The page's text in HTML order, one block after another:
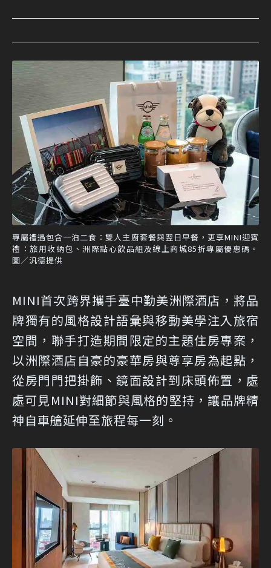
專屬禮遇包含一泊二食：雙人主廚套餐與翌日早餐，更享MINI迎賓
禮：旅用收納包、洲際點心飲品組及線上商城85折專屬優惠碼。
圖／汎德提供
MINI首次跨界攜手臺中勤美洲際酒店，將品
牌獨有的風格設計語彙與移動美學注入旅宿
空間，聯手打造期間限定的主題住房專案，
以洲際酒店自豪的豪華房與尊享房為起點，
從房門門把掛飾、鏡面設計到床頭佈置，處
處可見MINI對細節與風格的堅持，讓品牌精
神自車艙延伸至旅程每一刻。